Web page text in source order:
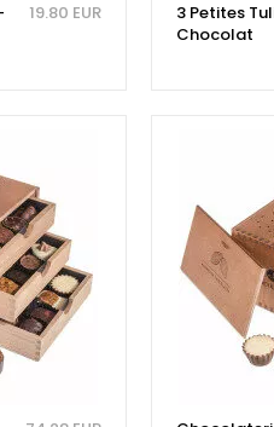
19.80 EUR
3 Petites
Chocolat